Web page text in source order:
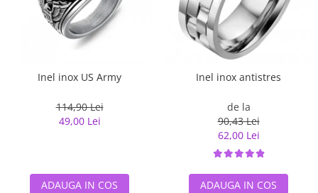
Inel inox US Army
114,90 Lei
49,00 Lei
ADAUGA IN COS
Inel inox antistres
de la
90,43 Lei
62,00 Lei
ADAUGA IN COS